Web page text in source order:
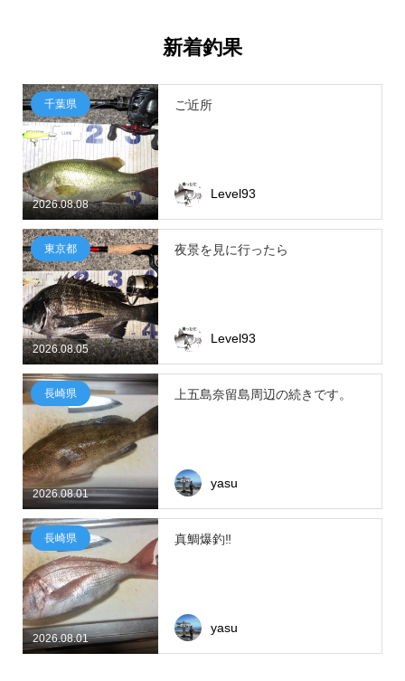
新着釣果
2026.08.08
千葉県 ご近所
Level93
2026.08.05
東京都 夜景を見に行ったら
Level93
2026.08.01
長崎県 上五島奈留島周辺の続きです。
yasu
2026.08.01
長崎県 真鯛爆釣‼
yasu